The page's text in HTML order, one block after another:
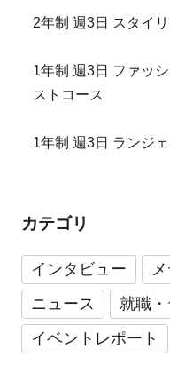
2年制 週3日 スタイ
1年制 週3日 ファッ
ストコース
1年制 週3日 ランジ
カテゴリ
インタビュー
ニュース
就職
イベントレポート